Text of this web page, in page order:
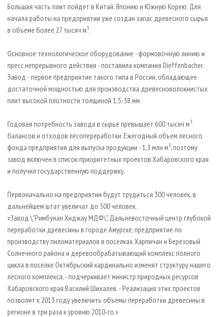
Большая часть плит пойдет в Китай, Японию и Южную Корею. Для
начала работы на предприятии уже создан запас древесного сырья
в объеме более 27 тысяч м3.
Основное технологическое оборудование - формовочную линию и
пресс непрерывного действия - поставила компания Dieffenbacher.
Завод - первое предприятие такого типа в России, обладающее
достаточной мощностью для производства древесноволокнистых
плит высокой плотности толщиной 1,5-38 мм.
Годовая потребность завода в сырье превышает 600 тысяч м3
балансов и отходов лесопереработки. Ежегодный объем лесного
фонда предприятия для выпуска продукции - 1,3 млн м3, поэтому
завод включен в список приоритетных проектов Хабаровского края
и получил государственную поддержку.
Первоначально на предприятии будут трудиться 300 человек, в
дальнейшем штат увеличат до 500 человек.
«Завод \"Римбунан Хиджау МДФ\", Дальневосточный центр глубокой
переработки древесины в городе Амурске, предприятие по
производству пиломатериалов в поселках Харпичан и Березовый
Солнечного района и деревообрабатывающий комплекс полного
цикла в поселке Октябрьский кардинально изменят структуру нашего
лесного комплекса, - подчеркивает министр природных ресурсов
Хабаровского края Василий Шихалев. - Реализация этих проектов
позволит к 2013 году увеличить объемы переработки древесины в
регионе в три раза к уровню 2010-го.»